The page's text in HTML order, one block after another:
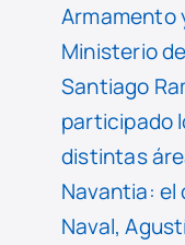
Armamento
Ministerio
Santiago
participado
distintas
Navantia:
Naval,